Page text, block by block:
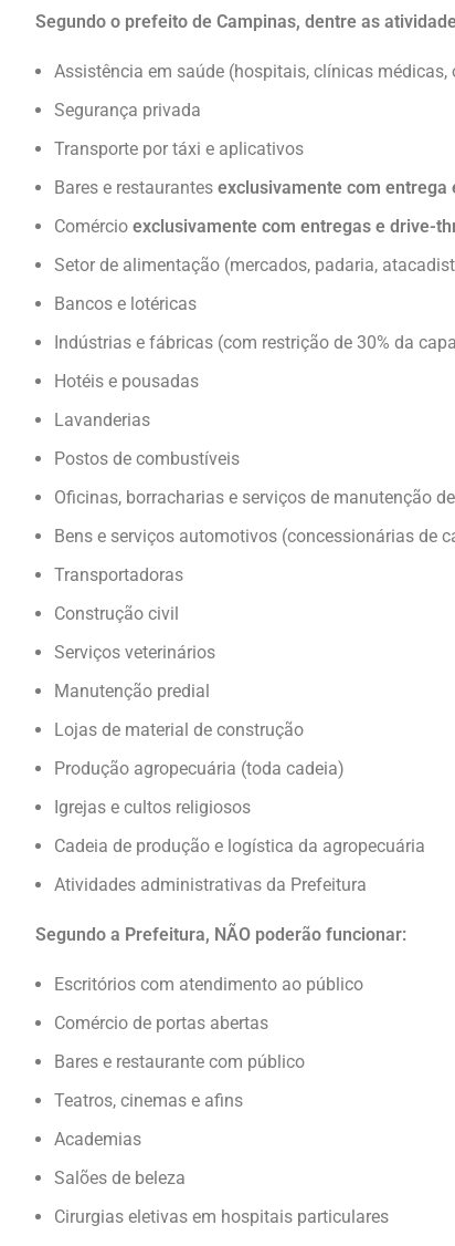
Segundo o prefeito de Campinas, dentre as
Assistência em saúde (hospitais, clínicas médicas,
Segurança privada
Transporte por táxi e aplicativos
Bares e restaurantes exclusivamente com entrega
Comércio exclusivamente com entregas e drive-
Setor de alimentação (mercados, padaria,
Bancos e lotéricas
Indústrias e fábricas (com restrição de 30% da
Hotéis e pousadas
Lavanderias
Postos de combustíveis
Oficinas, borracharias e serviços de manutenção
Bens e serviços automotivos (concessionárias de
Transportadoras
Construção civil
Serviços veterinários
Manutenção predial
Lojas de material de construção
Produção agropecuária (toda cadeia)
Igrejas e cultos religiosos
Cadeia de produção e logística da agropecuária
Atividades administrativas da Prefeitura
Segundo a Prefeitura, NÃO poderão funcionar:
Escritórios com atendimento ao público
Comércio de portas abertas
Bares e restaurante com público
Teatros, cinemas e afins
Academias
Salões de beleza
Cirurgias eletivas em hospitais particulares